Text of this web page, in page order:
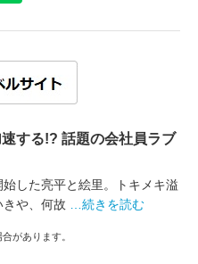
する!? 話題の会社員ラブ
した亮平と絵里。トキメキ溢
や、何故
…続きを読む
があります。